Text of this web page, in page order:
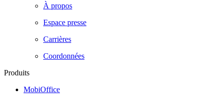
À propos
Espace presse
Carrières
Coordonnées
Produits
MobiOffice